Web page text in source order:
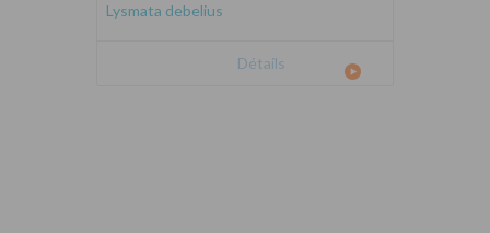
Lysmata debelius
Détails